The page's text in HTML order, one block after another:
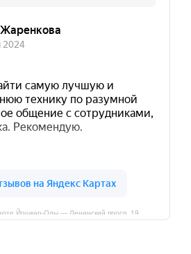
Йошкар‑Олы — Ленинский просп.,19